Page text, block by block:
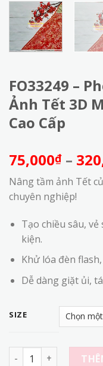
FO33249 –
Ảnh Tết 3D
Cao Cấp
75,000₫ –
Nâng tầm ảnh Tết
chuyên nghiệp!
Tạo chiều sâu,
kiện.
Khử lóa đèn
Dễ dàng giặt ủi,
SIZE
FO33249 - Phông